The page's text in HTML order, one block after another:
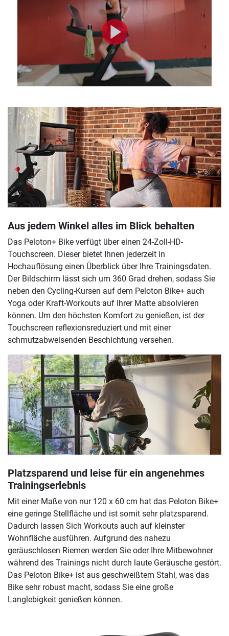
Aus jedem Winkel alles im Blick behalten
Das Peloton+ Bike verfügt über einen 24-Zoll-HD-
Touchscreen. Dieser bietet Ihnen jederzeit in
Hochauflösung einen Überblick über Ihre Trainingsdaten.
Der Bildschirm lässt sich um 360 Grad drehen, sodass Sie
neben den Cycling-Kursen auf dem Peloton Bike+ auch
Yoga oder Kraft-Workouts auf Ihrer Matte absolvieren
können. Um den höchsten Komfort zu genießen, ist der
Touchscreen reflexionsreduziert und mit einer
schmutzabweisenden Beschichtung versehen.
Platzsparend und leise für ein angenehmes
Trainingserlebnis
Mit einer Maße von nur 120 x 60 cm hat das Peloton Bike+
eine geringe Stellfläche und ist somit sehr platzsparend.
Dadurch lassen Sich Workouts auch auf kleinster
Wohnfläche ausführen. Aufgrund des nahezu
geräuschlosen Riemen werden Sie oder Ihre Mitbewohner
während des Trainings nicht durch laute Geräusche gestört.
Das Peloton Bike+ ist aus geschweißtem Stahl, was das
Bike sehr robust macht, sodass Sie eine große
Langlebigkeit genießen können.